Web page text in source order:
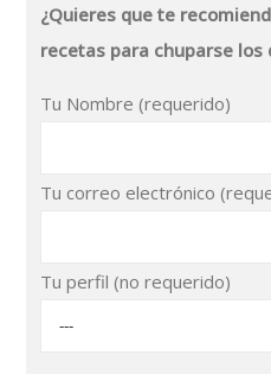
¿Quieres que te
recetas para chuparse los
Tu Nombre (requerido)
Tu correo electrónico
Tu perfil (no requerido)